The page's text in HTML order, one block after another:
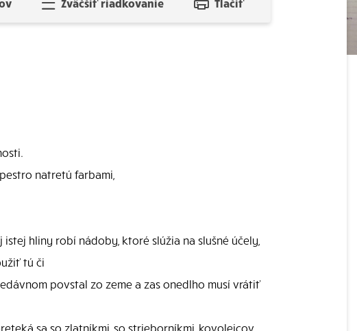
natretú farbami,
hliny robí nádoby, ktoré slúžia na slušné účely,
tú či
povstal zo zeme a zas onedlho musí vrátiť
sa so zlatníkmi, so strieborníkmi, kovolejcov